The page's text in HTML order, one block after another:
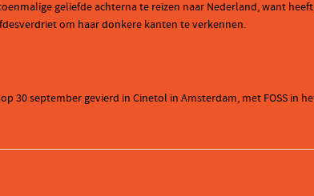
geliefde achterna te reizen naar Nederland, want
om haar donkere kanten te verkennen.
op 30 september gevierd in Cinetol in Amsterdam, met FOSS in